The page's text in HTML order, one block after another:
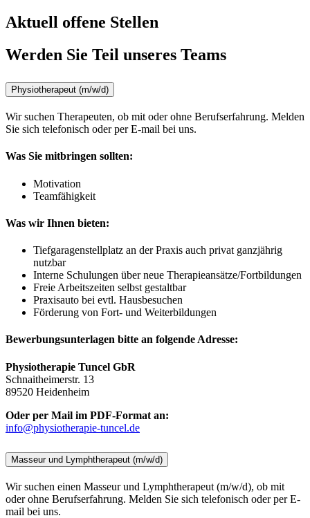
Aktuell offene Stellen
Werden Sie Teil unseres Teams
Physiotherapeut (m/w/d)
Wir suchen Therapeuten, ob mit oder ohne Berufserfahrung. Melden
Sie sich telefonisch oder per E-mail bei uns.
Was Sie mitbringen sollten:
Motivation
Teamfähigkeit
Was wir Ihnen bieten:
Tiefgaragenstellplatz an der Praxis auch privat ganzjährig
nutzbar
Interne Schulungen über neue Therapieansätze/Fortbildungen
Freie Arbeitszeiten selbst gestaltbar
Praxisauto bei evtl. Hausbesuchen
Förderung von Fort- und Weiterbildungen
Bewerbungsunterlagen bitte an folgende Adresse:
Physiotherapie Tuncel GbR
Schnaitheimerstr. 13
89520 Heidenheim
Oder per Mail im PDF-Format an:
info@physiotherapie-tuncel.de
Masseur und Lymphtherapeut (m/w/d)
Wir suchen einen Masseur und Lymphtherapeut (m/w/d), ob mit
oder ohne Berufserfahrung. Melden Sie sich telefonisch oder per E-
mail bei uns.